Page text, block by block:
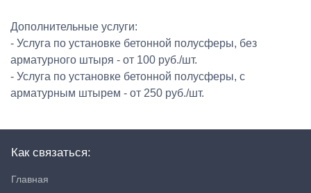
Дополнительные услуги:
- Услуга по установке бетонной полусферы, без
арматурного штыря - от 100 руб./шт.
- Услуга по установке бетонной полусферы, с
арматурным штырем - от 250 руб./шт.
Как связаться:
Главная